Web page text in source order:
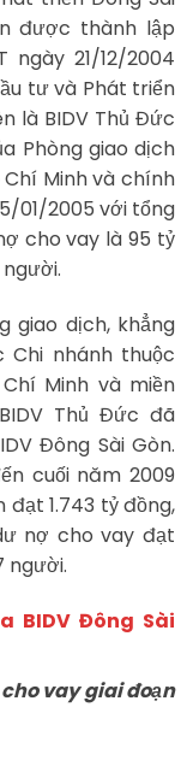
được thành lập
21/12/2004
tư và Phát triển
là BIDV Thủ Đức
Phòng giao dịch
Minh và chính
01/2005 với tổng
cho vay là 95 tỷ
giao dịch, khẳng
nhánh thuộc
Minh và miền
Thủ Đức đã
Đông Sài Gòn.
cuối năm 2009
đạt 1.743 tỷ đồng,
nợ cho vay đạt
người.
BIDV Đông Sài
vay giai đoạn